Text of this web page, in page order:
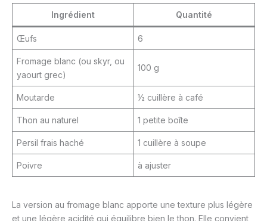
Ingrédient Quantité
Œufs 6
Fromage blanc (ou skyr, ou
yaourt grec)
100 g
Moutarde ½ cuillère à café
Thon au naturel 1 petite boîte
Persil frais haché 1 cuillère à soupe
Poivre à ajuster
La version au fromage blanc apporte une texture plus légère
et une légère acidité qui équilibre bien le thon. Elle convient